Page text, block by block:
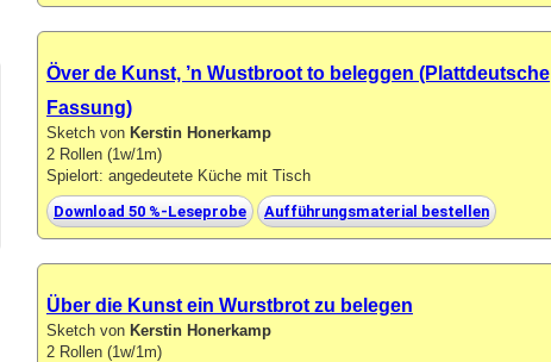
Över de Kunst, ’n Wustbroot to beleggen (Plattdeutsche
Fassung)
Sketch von Kerstin Honerkamp
2 Rollen (1w/1m)
Spielort: angedeutete Küche mit Tisch
Download 50 %-Leseprobe
Aufführungsmaterial bestellen
Über die Kunst ein Wurstbrot zu belegen
Sketch von Kerstin Honerkamp
2 Rollen (1w/1m)